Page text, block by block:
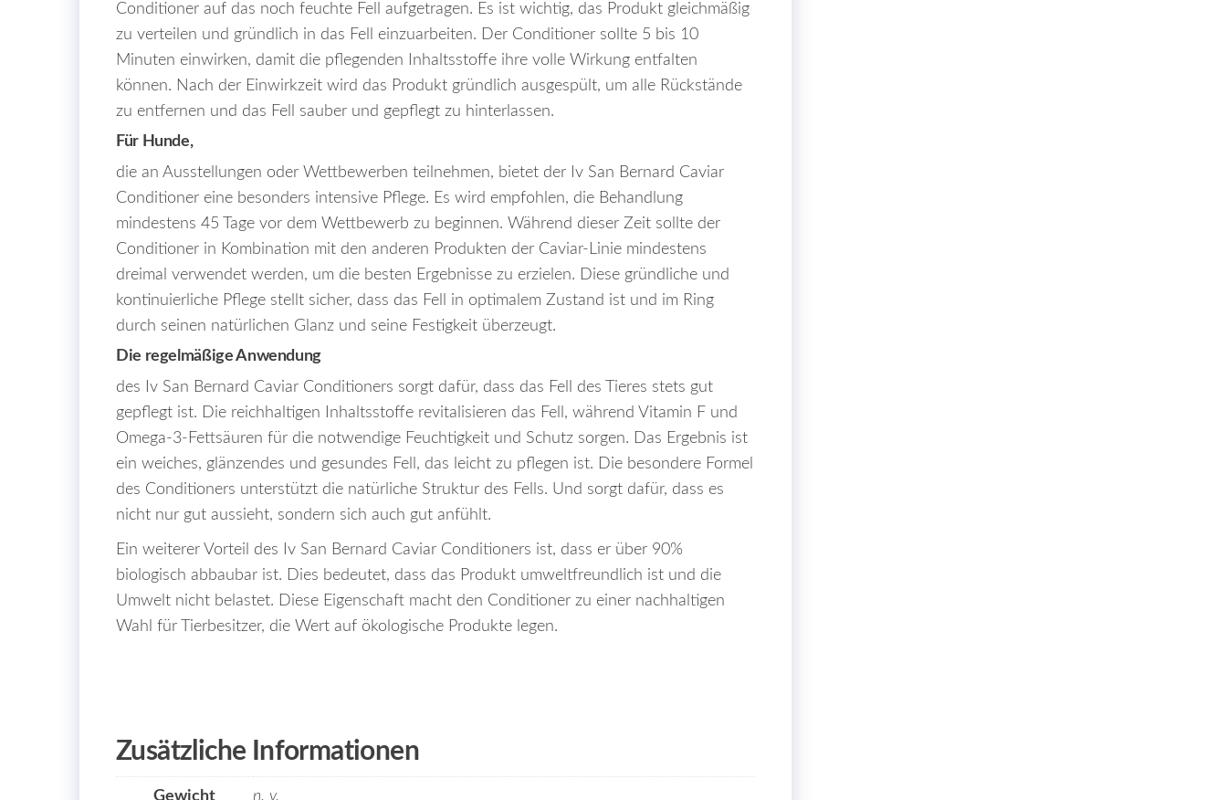
Conditioner auf das noch feuchte Fell aufgetragen. Es ist wichtig, das Produkt gleichmäßig
zu verteilen und gründlich in das Fell einzuarbeiten. Der Conditioner sollte 5 bis 10
Minuten einwirken, damit die pflegenden Inhaltsstoffe ihre volle Wirkung entfalten
können. Nach der Einwirkzeit wird das Produkt gründlich ausgespült, um alle Rückstände
zu entfernen und das Fell sauber und gepflegt zu hinterlassen.
Für Hunde,
die an Ausstellungen oder Wettbewerben teilnehmen, bietet der Iv San Bernard Caviar
Conditioner eine besonders intensive Pflege. Es wird empfohlen, die Behandlung
mindestens 45 Tage vor dem Wettbewerb zu beginnen. Während dieser Zeit sollte der
Conditioner in Kombination mit den anderen Produkten der Caviar-Linie mindestens
dreimal verwendet werden, um die besten Ergebnisse zu erzielen. Diese gründliche und
kontinuierliche Pflege stellt sicher, dass das Fell in optimalem Zustand ist und im Ring
durch seinen natürlichen Glanz und seine Festigkeit überzeugt.
Die regelmäßige Anwendung
des Iv San Bernard Caviar Conditioners sorgt dafür, dass das Fell des Tieres stets gut
gepflegt ist. Die reichhaltigen Inhaltsstoffe revitalisieren das Fell, während Vitamin F und
Omega-3-Fettsäuren für die notwendige Feuchtigkeit und Schutz sorgen. Das Ergebnis ist
ein weiches, glänzendes und gesundes Fell, das leicht zu pflegen ist. Die besondere Formel
des Conditioners unterstützt die natürliche Struktur des Fells. Und sorgt dafür, dass es
nicht nur gut aussieht, sondern sich auch gut anfühlt.
Ein weiterer Vorteil des Iv San Bernard Caviar Conditioners ist, dass er über 90%
biologisch abbaubar ist. Dies bedeutet, dass das Produkt umweltfreundlich ist und die
Umwelt nicht belastet. Diese Eigenschaft macht den Conditioner zu einer nachhaltigen
Wahl für Tierbesitzer, die Wert auf ökologische Produkte legen.
Zusätzliche Informationen
Gewicht n. v.